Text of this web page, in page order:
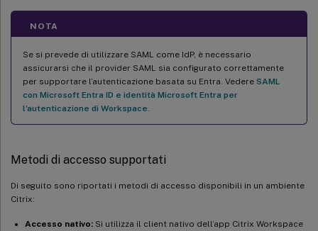
NOTA
Se si prevede di utilizzare SAML come IdP, è necessario
assicurarsi che il provider SAML sia configurato correttamente
per supportare l’autenticazione basata su Entra. Vedere SAML
con Microsoft Entra ID e identità Microsoft Entra per
l’autenticazione di Workspace
Metodi di accesso supportati
Di seguito sono riportati i metodi di accesso disponibili in un ambiente
Citrix:
Accesso nativo: Si utilizza il client nativo dell’app Citrix Workspace